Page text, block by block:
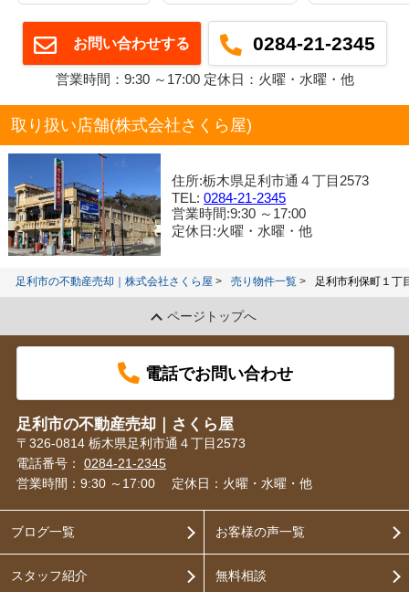
お問い合わせする 0284-21-2345
営業時間：9:30 ～17:00 定休日：火曜・水曜・他
取り扱い店舗(株式会社さくら屋)
住所:栃木県足利市通４丁目2573
TEL:0284-21-2345
営業時間:9:30 ～17:00
定休日:火曜・水曜・他
足利市の不動産売却｜株式会社さくら屋 売り物件一覧 足利市利保町１丁
ページトップへ
電話でお問い合わせ
足利市の不動産売却｜さくら屋
〒326-0814 栃木県足利市通４丁目2573
電話番号： 0284-21-2345
営業時間：9:30 ～17:00
定休日：火曜・水曜・他
ブログ一覧
スタッフ紹介
お客様の声一覧
無料相談